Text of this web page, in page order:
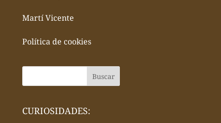
Martí Vicente
Política de cookies
CURIOSIDADES: